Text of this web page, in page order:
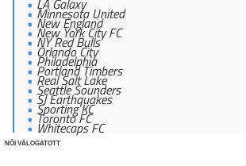
Minnesota United
New England
New York City FC
NY Red Bulls
Orlando City
Philadelphia
Portland Timbers
Real Salt Lake
Seattle Sounders
SJ Earthquakes
Sporting KC
Toronto FC
Whitecaps FC
NŐI VÁLOGATOTT